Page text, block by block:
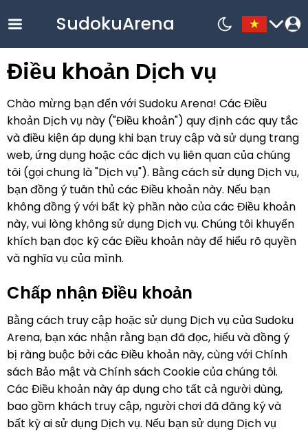
SudokuArena
中文
Русский
Français
한국어
Español
Nederlands
Deutsch
(México)
Tiếng Việt
日本語
Điều khoản Dịch vụ
Chào mừng bạn đến với Sudoku Arena! Các Điều
khoản Dịch vụ này ("Điều khoản") quy định các quy tắc
và điều kiện áp dụng khi bạn truy cập và sử dụng trang
web, ứng dụng hoặc các dịch vụ liên quan của chúng
tôi (gọi chung là "Dịch vụ"). Bằng cách sử dụng Dịch vụ,
bạn đồng ý tuân thủ các Điều khoản này. Nếu bạn
không đồng ý với bất kỳ phần nào của các Điều khoản
này, vui lòng không sử dụng Dịch vụ. Chúng tôi khuyến
khích bạn đọc kỹ các Điều khoản này để hiểu rõ quyền
và nghĩa vụ của mình.
Chấp nhận Điều khoản
Bằng cách truy cập hoặc sử dụng Dịch vụ của Sudoku
Arena, bạn xác nhận rằng bạn đã đọc, hiểu và đồng ý
bị ràng buộc bởi các Điều khoản này, cùng với Chính
sách Bảo mật và Chính sách Cookie của chúng tôi.
Các Điều khoản này áp dụng cho tất cả người dùng,
bao gồm khách truy cập, người chơi đã đăng ký và
bất kỳ ai sử dụng Dịch vụ. Nếu bạn sử dụng Dịch vụ